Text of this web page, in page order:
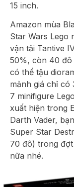
15 inch.
Amazon mùa
Star Wars Lego
vận tải Tantive
50%, còn 40
có thể tậu
mảnh giá chỉ có
7 minifigure
xuất hiện trong
Darth Vader,
Super Star
70 đô) trong đợt
nữa nhé.